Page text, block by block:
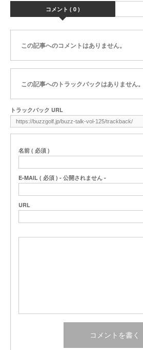
コメント ( 0 )
この記事へのコメントはありません。
この記事へのトラックバックはありません。
トラックバック URL
名前 ( 必須 )
E-MAIL ( 必須 ) - 公開されません -
URL